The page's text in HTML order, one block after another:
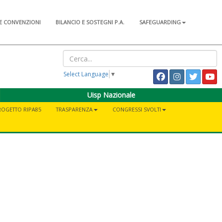
CONVENZIONI BILANCIO E SOSTEGNI P.A.
SAFEGUARDING
Select Language ▼
Uisp Nazionale
RIPA85 TRASPARENZA
CONGRESSI SVOLTI